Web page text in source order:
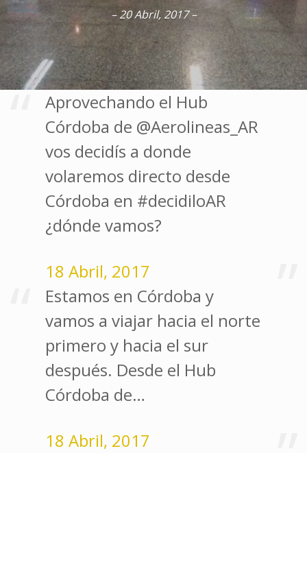
– 20 Abril, 2017 –
Aprovechando el Hub
Córdoba de @Aerolineas_AR
vos decidís a donde
volaremos directo desde
Córdoba en #decidiloAR
¿dónde vamos?
18 Abril, 2017
Estamos en Córdoba y
vamos a viajar hacia el norte
primero y hacia el sur
después. Desde el Hub
Córdoba de…
18 Abril, 2017